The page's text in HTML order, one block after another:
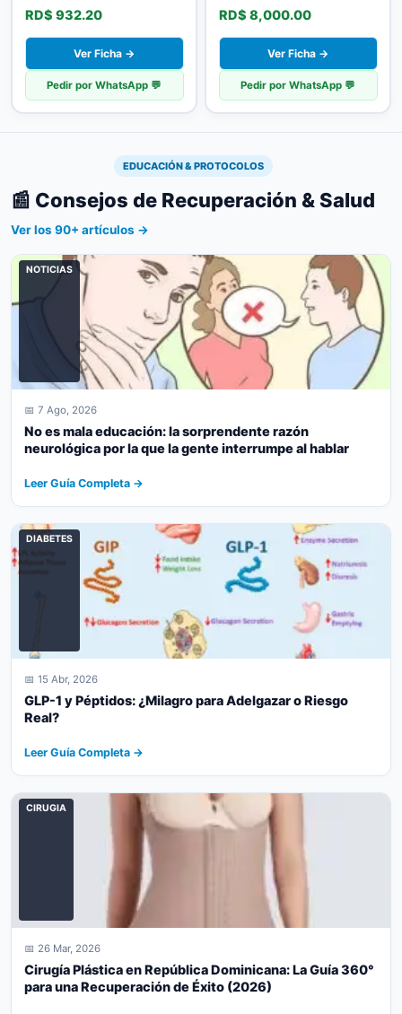
RD$ 932.20
Ver Ficha →
Pedir por WhatsApp 💬
RD$ 8,000.00
Ver Ficha →
Pedir por WhatsApp 💬
EDUCACIÓN & PROTOCOLOS
📰 Consejos de Recuperación & Salud
Ver los 90+ artículos →
NOTICIAS
📅 7 Ago, 2026
No es mala educación: la sorprendente razón
neurológica por la que la gente interrumpe al hablar
Leer Guía Completa →
DIABETES
📅 15 Abr, 2026
GLP-1 y Péptidos: ¿Milagro para Adelgazar o Riesgo
Real?
Leer Guía Completa →
CIRUGIA
📅 26 Mar, 2026
Cirugía Plástica en República Dominicana: La Guía 360°
para una Recuperación de Éxito (2026)